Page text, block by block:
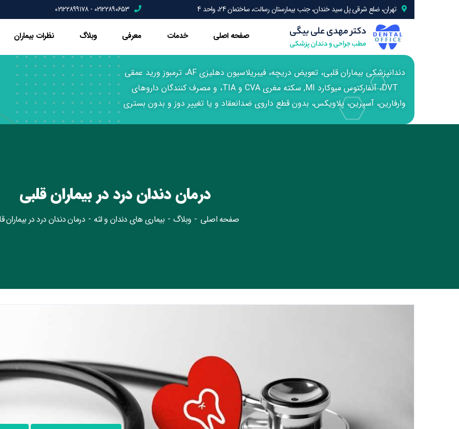
تهران، ضلع شرقی پل سید خندان، جنب بیمارستان رسالت، ساختمان 24، واحد 4 ۰۲۱۲۲۸۹۰۶۵۳ - ۰۲۱۲۲۸۹۹۱۷۸
صفحه اصلی خدمات معرفی وبلاگ نظرات بیماران
دندانپزشکی بیماران قلبی، تعویض دریچه، فیبریلاسیون دهلیزی AF، ترمبوز ورید عمقی
DVT، آنفارکتوس میوکارد MI, سکته مغری CVA و TIA، و مصرف کنندگان داروهای
وارفارین، آسپرین، پلاویکس، بدون قطع داروی ضدانعقاد و یا تغییر دوز و بدون بستری
درمان دندان درد در بیماران قلبی
صفحه اصلی وبلاگ بیماری های دندان و لثه درمان دندان درد در بیماران